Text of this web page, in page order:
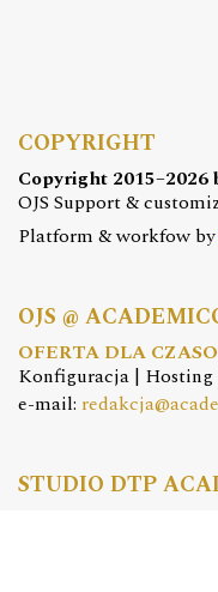
COPYRIGHT
Copyright 2015–2026
OJS Support &
Platform & workfow by
OJS @
OFERTA DLA
Konfiguracja | Hosting
e-mail:
STUDIO DTP